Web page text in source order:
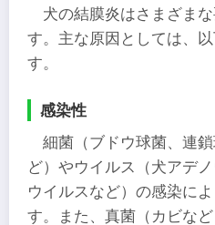
犬の結膜炎はさまざま
す。主な原因としては、
す。
感染性
細菌（ブドウ球菌、連
ど）やウイルス（犬アデ
ウイルスなど）の感染に
す。また、真菌（カビな